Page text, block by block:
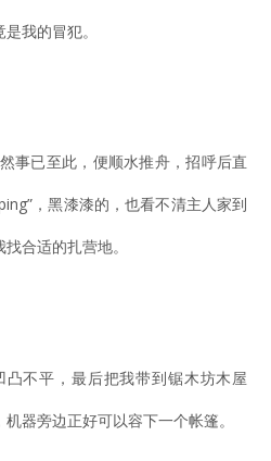
我的冒犯。
事已至此，便顺水推舟，招呼后直
，黑漆漆的，也看不清主人家到
合适的扎营地。
不平，最后把我带到锯木坊木屋
器旁边正好可以容下一个帐篷。